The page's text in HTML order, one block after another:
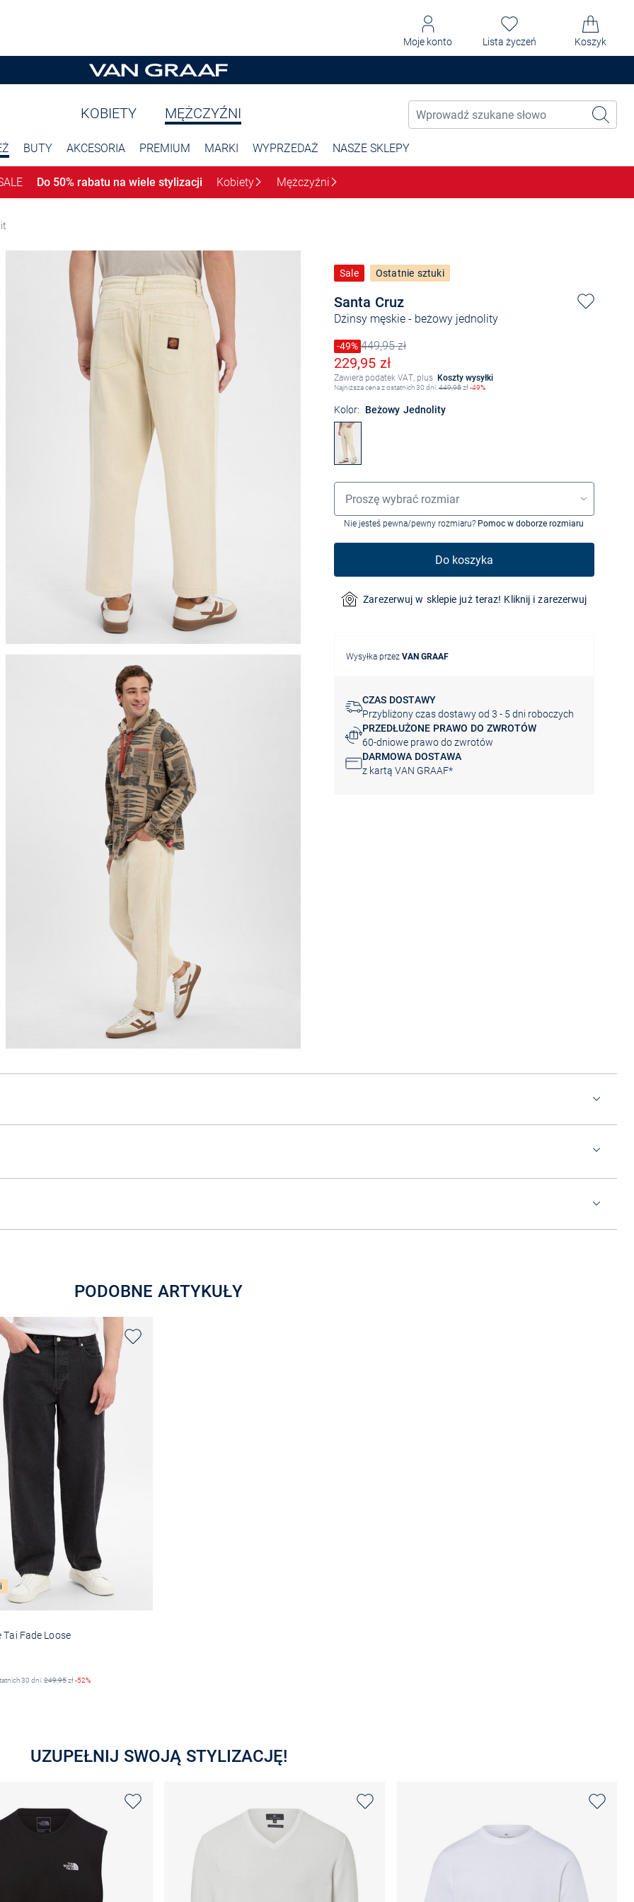
Moje konto Lista życzeń Koszyk
KOBIETY MĘŻCZYŹNI
BUTY AKCESORIA PREMIUM MARKI WYPRZEDAŻ NASZE SKLEPY
Do 50% rabatu na wiele stylizacji Kobiety Mężczyźni
Santa Cruz
Dżinsy męskie- beżowy jednolity
Sale Ostatnie sztuki
Cena obniżona o
-49%
Stara cena449,95 zł
Obniżona cena
229,95 zł
Zawiera podatek VAT, plus Koszty wysyłki
Najniższa cena z ostatnich 30 dni:449,95zł-49%
Kolor: Beżowy Jednolity
Wybór rozmiaru
Proszę wybrać rozmiar
Nie jesteś pewna/pewny rozmiaru? Pomoc w doborze rozmiaru
Do koszyka
Zarezerwuj w sklepie już teraz! Kliknij i zarezerwuj
Wysyłka przez VAN GRAAF
CZAS DOSTAWY
Przybliżony czas dostawy od 3 - 5 dni roboczych
PRZEDŁUŻONE PRAWO DO ZWROTÓW
60-dniowe prawo do zwrotów
DARMOWA DOSTAWA
z kartą VAN GRAAF*
PODOBNE ARTYKUŁY
Tai Fade Loose
30 dni:249,95zł-52%
Wybierz rozmiar
UZUPEŁNIJ SWOJĄ STYLIZACJĘ!